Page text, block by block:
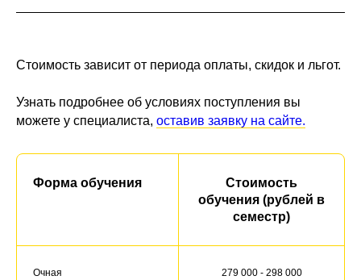
Стоимость зависит от периода оплаты, скидок и льгот.
Узнать подробнее об условиях поступления вы
можете у специалиста, оставив заявку на сайте.
Форма обучения
Стоимость
обучения (рублей в
семестр)
Очная 279 000 - 298 000